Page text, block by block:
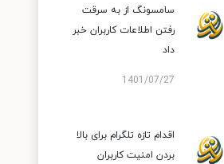
سامسونگ از به سرقت
رفتن اطلاعات کاربران خبر
داد
1401/07/27
اقدام تازه تلگرام برای بالا
بردن امنیت کاربران